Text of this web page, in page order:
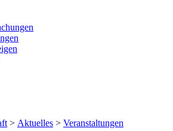
> Aktuelles > Veranstaltungen